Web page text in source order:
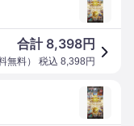
合計 8,398円
無料） 税込 8,398 円